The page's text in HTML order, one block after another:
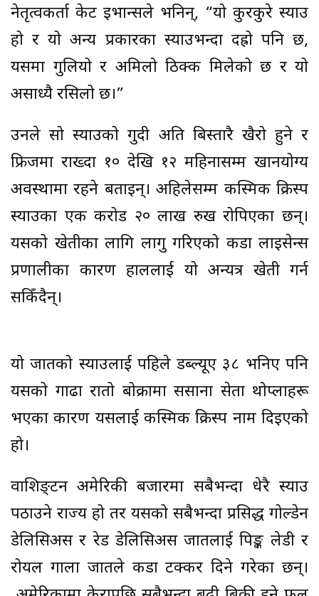
नेतृत्वकर्ता केट इभान्सले भनिन्, “यो कुरकुरे स्याउ
हो र यो अन्य प्रकारका स्याउभन्दा दह्रो पनि छ,
यसमा गुलियो र अमिलो ठिक्क मिलेको छ र यो
असाध्यै रसिलो छ।”
उनले सो स्याउको गुदी अति बिस्तारै खैरो हुने र
फ्रिजमा राख्दा १० देखि १२ महिनासम्म खानयोग्य
अवस्थामा रहने बताइन्। अहिलेसम्म कस्मिक क्रिस्प
स्याउका एक करोड २० लाख रुख रोपिएका छन्।
यसको खेतीका लागि लागु गरिएको कडा लाइसेन्स
प्रणालीका कारण हाललाई यो अन्यत्र खेती गर्न
सकिँदैन्।
यो जातको स्याउलाई पहिले डब्ल्यूए ३८ भनिए पनि
यसको गाढा रातो बोक्रामा ससाना सेता थोप्लाहरू
भएका कारण यसलाई कस्मिक क्रिस्प नाम दिइएको
हो।
वाशिङ्टन अमेरिकी बजारमा सबैभन्दा धेरै स्याउ
पठाउने राज्य हो तर यसको सबैभन्दा प्रसिद्ध गोल्डेन
डेलिसिअस र रेड डेलिसिअस जातलाई पिङ्क लेडी र
रोयल गाला जातले कडा टक्कर दिने गरेका छन्।